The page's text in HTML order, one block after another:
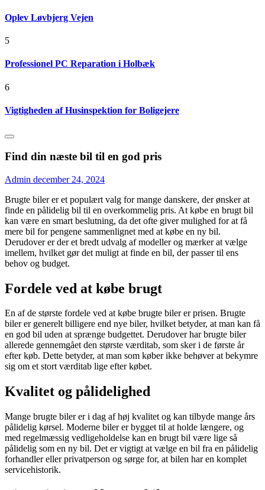
Oplev Løvbjerg Vejen
5
Professionel PC Reparation i Holbæk
6
Vigtigheden af Husinspektion for Boligejere
Find din næste bil til en god pris
Admin december 24, 2024
Brugte biler er et populært valg for mange danskere, der ønsker at
finde en pålidelig bil til en overkommelig pris. At købe en brugt bil
kan være en smart beslutning, da det ofte giver mulighed for at få
mere bil for pengene sammenlignet med at købe en ny bil.
Derudover er der et bredt udvalg af modeller og mærker at vælge
imellem, hvilket gør det muligt at finde en bil, der passer til ens
behov og budget.
Fordele ved at købe brugt
En af de største fordele ved at købe brugte biler er prisen. Brugte
biler er generelt billigere end nye biler, hvilket betyder, at man kan få
en god bil uden at sprænge budgettet. Derudover har brugte biler
allerede gennemgået den største værditab, som sker i de første år
efter køb. Dette betyder, at man som køber ikke behøver at bekymre
sig om et stort værditab lige efter købet.
Kvalitet og pålidelighed
Mange brugte biler er i dag af høj kvalitet og kan tilbyde mange års
pålidelig kørsel. Moderne biler er bygget til at holde længere, og
med regelmæssig vedligeholdelse kan en brugt bil være lige så
pålidelig som en ny bil. Det er vigtigt at vælge en bil fra en pålidelig
forhandler eller privatperson og sørge for, at bilen har en komplet
servicehistorik.